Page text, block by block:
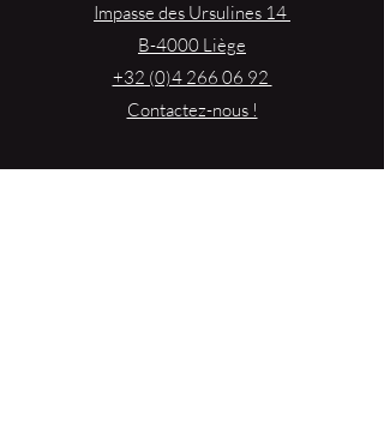
Impasse des Ursulines 14
B-4000 Liège
+32 (0)4 266 06 92
Contactez-nous !